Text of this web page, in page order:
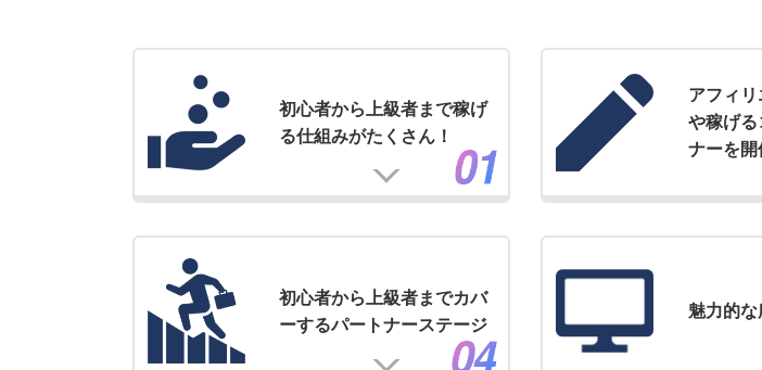
初心者から上級者まで稼げ
る仕組みがたくさん！
アフィ
や稼げる
ナーを開
初心者から上級者までカバ
ーするパートナーステージ
魅力的な